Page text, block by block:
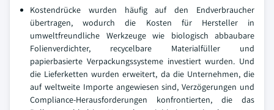
Kostendrücke wurden häufig auf den Endverbraucher
übertragen, wodurch die Kosten für Hersteller in
umweltfreundliche Werkzeuge wie biologisch abbaubare
Folienverdichter, recycelbare Materialfüller und
papierbasierte Verpackungssysteme investiert wurden. Und
die Lieferketten wurden erweitert, da die Unternehmen, die
auf weltweite Importe angewiesen sind, Verzögerungen und
Compliance-Herausforderungen konfrontierten, die das